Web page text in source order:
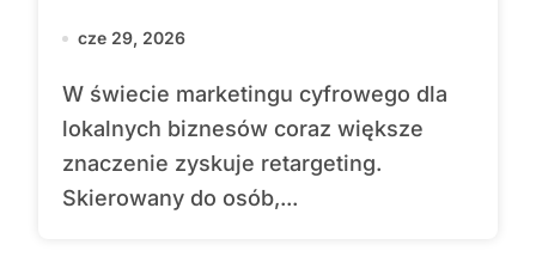
cze 29, 2026
W świecie marketingu cyfrowego dla
lokalnych biznesów coraz większe
znaczenie zyskuje retargeting.
Skierowany do osób,...